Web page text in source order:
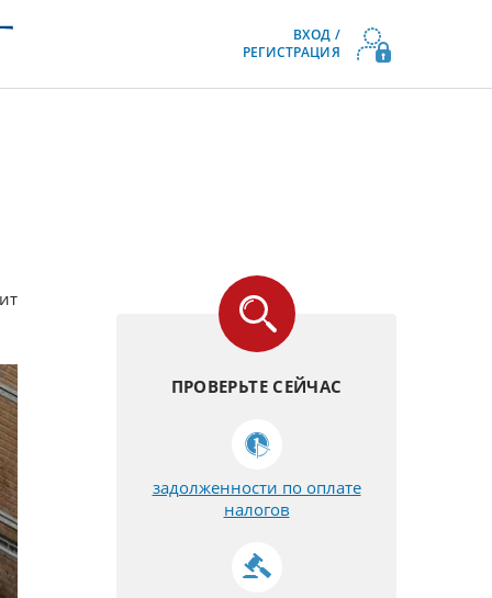
ВХОД /
РЕГИСТРАЦИЯ
ПРОВЕРЬТЕ СЕЙЧАС
задолженности по оплате
налогов